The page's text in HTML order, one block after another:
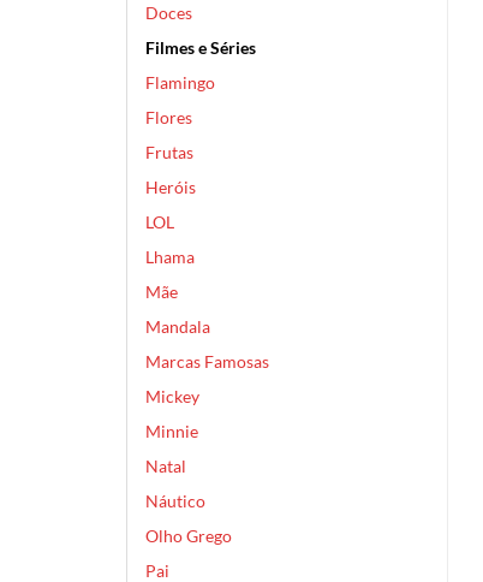
Doces
Filmes e Séries
Flamingo
Flores
Frutas
Heróis
LOL
Lhama
Mãe
Mandala
Marcas Famosas
Mickey
Minnie
Natal
Náutico
Olho Grego
Pai